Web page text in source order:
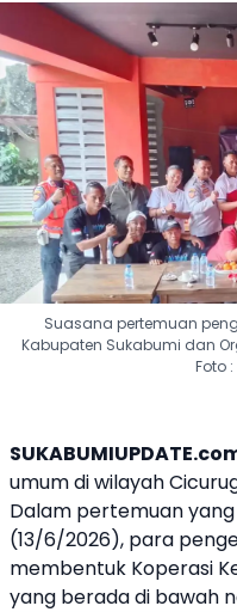
Suasana pertemuan
Kabupaten Sukabumi dan
Foto
umum di wilayah
Dalam pertemuan
(13/6/2026), para
membentuk Koperasi
yang berada di bawah